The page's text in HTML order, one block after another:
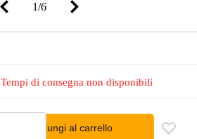
1/6
Tempi di consegna non disponibili
Aggiungi al carrello